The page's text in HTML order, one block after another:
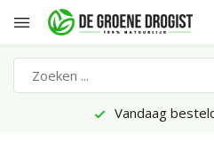
Vandaag besteld,